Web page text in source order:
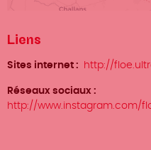
Liens
Sites internet http://
Réseaux sociaux
http://www.instagram.com/